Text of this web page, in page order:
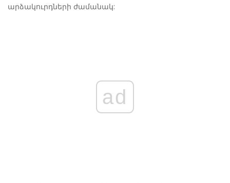
արձակուրդների ժամանակ:
ad